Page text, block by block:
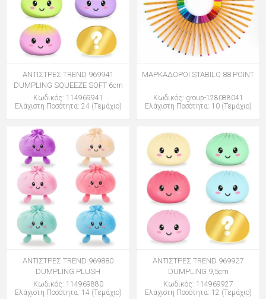
ΑΝΤΙΣΤΡΕΣ TREND 969941
DUMPLING SQUEEZE SOFT 6cm
Κωδικός: 114969941
Ελάχιστη Ποσότητα: 24 (Τεμάχιο)
ΜΑΡΚΑΔΟΡΟΙ STABILO 88 POINT
Κωδικός: group-128088041
Ελάχιστη Ποσότητα: 10 (Τεμάχιο)
ΑΝΤΙΣΤΡΕΣ TREND 969880
DUMPLING PLUSH
Κωδικός: 114969880
Ελάχιστη Ποσότητα: 14 (Τεμάχιο)
ΑΝΤΙΣΤΡΕΣ TREND 969927
DUMPLING 9,5cm
Κωδικός: 114969927
Ελάχιστη Ποσότητα: 12 (Τεμάχιο)